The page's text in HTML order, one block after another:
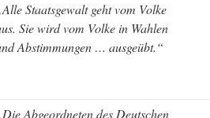
Staatsgewalt geht vom Volke
Sie wird vom Volke in Wahlen
Abstimmungen … ausgeübt.“
Abgeordneten des Deutschen